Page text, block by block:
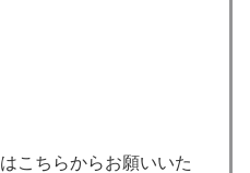
こちらからお願いいた